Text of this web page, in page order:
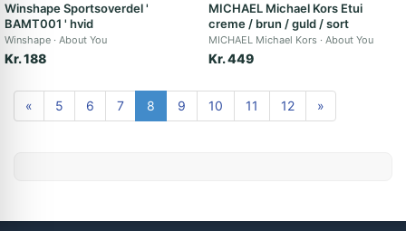
Winshape Sportsoverdel '
BAMT001 ' hvid
Winshape About You
Kr. 188
MICHAEL Michael Kors Etui
creme / brun / guld / sort
MICHAEL Michael Kors About You
Kr. 449
« 5 6 7 8 9 10 11 12 »